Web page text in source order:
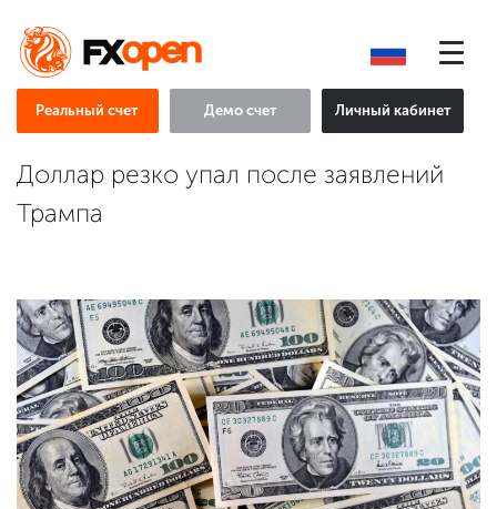
Реальный счет Демо счет Личный кабинет
Доллар резко упал после заявлений
Трампа